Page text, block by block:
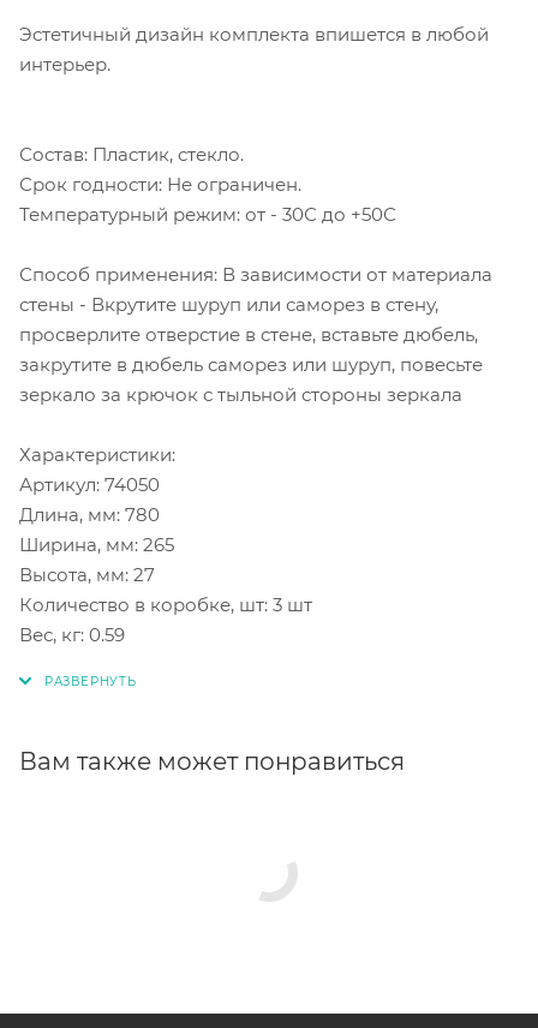
Эстетичный дизайн комплекта впишется в любой
интерьер.
Состав: Пластик, стекло.
Срок годности: Не ограничен.
Температурный режим: от - 30С до +50С
Способ применения: В зависимости от материала
стены - Вкрутите шуруп или саморез в стену,
просверлите отверстие в стене, вставьте дюбель,
закрутите в дюбель саморез или шуруп, повесьте
зеркало за крючок с тыльной стороны зеркала
Характеристики:
Артикул: 74050
Длина, мм: 780
Ширина, мм: 265
Высота, мм: 27
Количество в коробке, шт: 3 шт
Вес, кг: 0.59
Вам также может понравиться